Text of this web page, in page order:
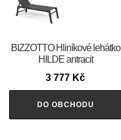
BIZZOTTO Hliníkové lehátko
HILDE antracit
3 777 Kč
DO OBCHODU